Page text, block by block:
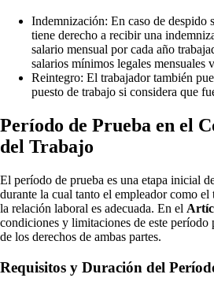
Indemnización: En caso de despido
tiene derecho a recibir una
salario mensual por cada año
salarios mínimos legales mensuales
Reintegro: El trabajador también
puesto de trabajo si considera que
Período de Prueba en el
del Trabajo
El período de prueba es una etapa inicial
durante la cual tanto el empleador como el
la relación laboral es adecuada. En el
condiciones y limitaciones de este período
de los derechos de ambas partes.
Requisitos y Duración del